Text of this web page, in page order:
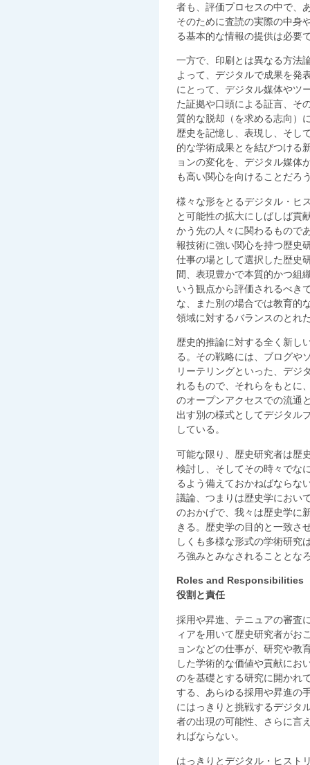
者も、評価プロセスの中で、
そのために査読の実際の中身
る基本的な情報の提供は必要
一方で、印刷とは異なる方法
よって、デジタルで成果を発
にとって、デジタル媒体やツ
た証拠や口頭による証言、そ
質的な脱却（を求める志向）
歴史を記憶し、表現し、そし
的な学術成果とを結びつける
ョンの変化を、デジタル媒体
も高い関心を向けることだろ
様々な形をとるデジタル・ヒ
と可能性の拡大にしばしば貢
かう先の人々に関わるもので
報技術に強い関心を持つ歴史
仕事の場として選択した歴史
間、表現豊かで本質的かつ組
いう観点から評価されるべき
な、また別の場合では教育的
領域に対するバランスのとれ
歴史的推論に対する全く新し
る。その戦略には、ブログや
リーテリングといった、デジ
れるもので、それらをもとに
のオープンアクセスでの流通
出す別の様式としてデジタル
している。
可能な限り、歴史研究者は歴
検討し、そしてその時々でな
るよう備えておかねばならな
議論、つまりは歴史学におい
のおかげで、我々は歴史学に
きる。歴史学の目的と一致さ
しくも多様な形式の学術研究
ろ強みとみなされることとな
Roles and Responsibilities
役割と責任
採用や昇進、テニュアの審査
ィアを用いて歴史研究者がお
ョンなどの仕事が、研究や教
した学術的な価値や貢献にお
のを基礎とする研究に開かれ
する、あらゆる採用や昇進の
にはっきりと挑戦するデジタ
者の出現の可能性、さらに言
ればならない。
はっきりとデジタル・ヒスト